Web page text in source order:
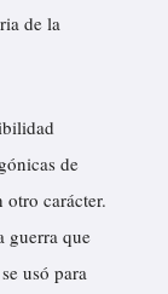
de la
de
otro carácter.
guerra que
usó para